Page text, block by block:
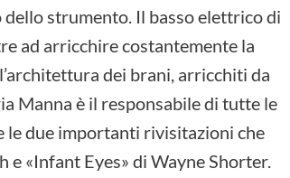
strumento. Il basso elettrico di
ad arricchire costantemente la
dei brani, arricchiti da
Manna è il responsabile di tutte le
le due importanti rivisitazioni che
e «Infant Eyes» di Wayne Shorter.